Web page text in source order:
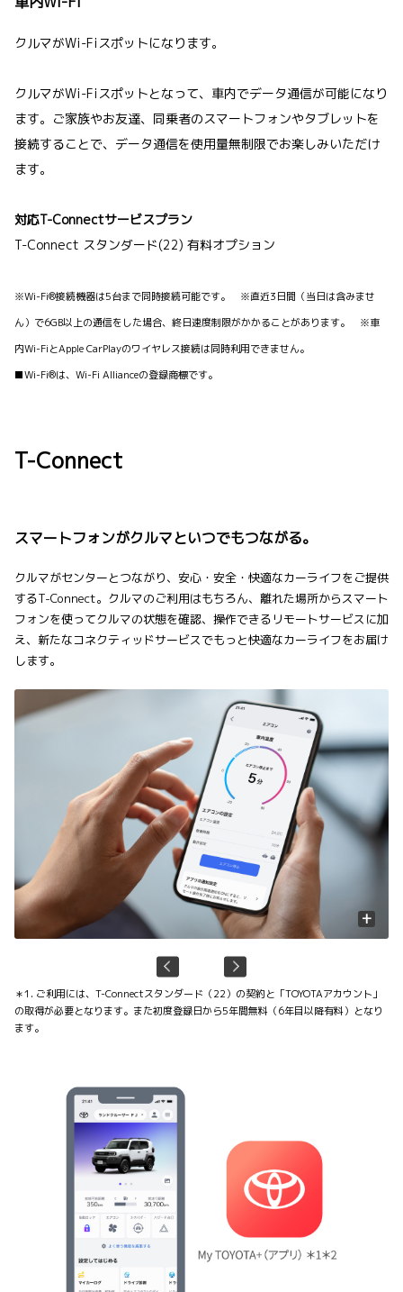
クルマがWi-Fiスポットになります。
クルマがWi-Fiスポットとなって、車内でデータ通信が可能になり
ます。ご家族やお友達、同乗者のスマートフォンやタブレットを
接続することで、データ通信を使用量無制限でお楽しみいただけ
ます。
対応T-Connectサービスプラン
T-Connect スタンダード(22) 有料オプション
※Wi-Fi®接続機器は5台まで同時接続可能です。 ※直近3日間（当日は含みませ
ん）で6GB以上の通信をした場合、終日速度制限がかかることがあります。 ※車
内Wi-FiとApple CarPlayのワイヤレス接続は同時利用できません。
■Wi-Fi®は、Wi-Fi Allianceの登録商標です。
T-Connect
スマートフォンがクルマといつでもつながる。
クルマがセンターとつながり、安心・安全・快適なカーライフをご提供
するT-Connect。クルマのご利用はもちろん、離れた場所からスマート
フォンを使ってクルマの状態を確認、操作できるリモートサービスに加
え、新たなコネクティッドサービスでもっと快適なカーライフをお届け
します。
+
＊1. ご利用には、T-Connectスタンダード（22）の契約と「TOYOTAアカウント」
の取得が必要となります。また初度登録日から5年間無料（6年目以降有料）となり
ます。